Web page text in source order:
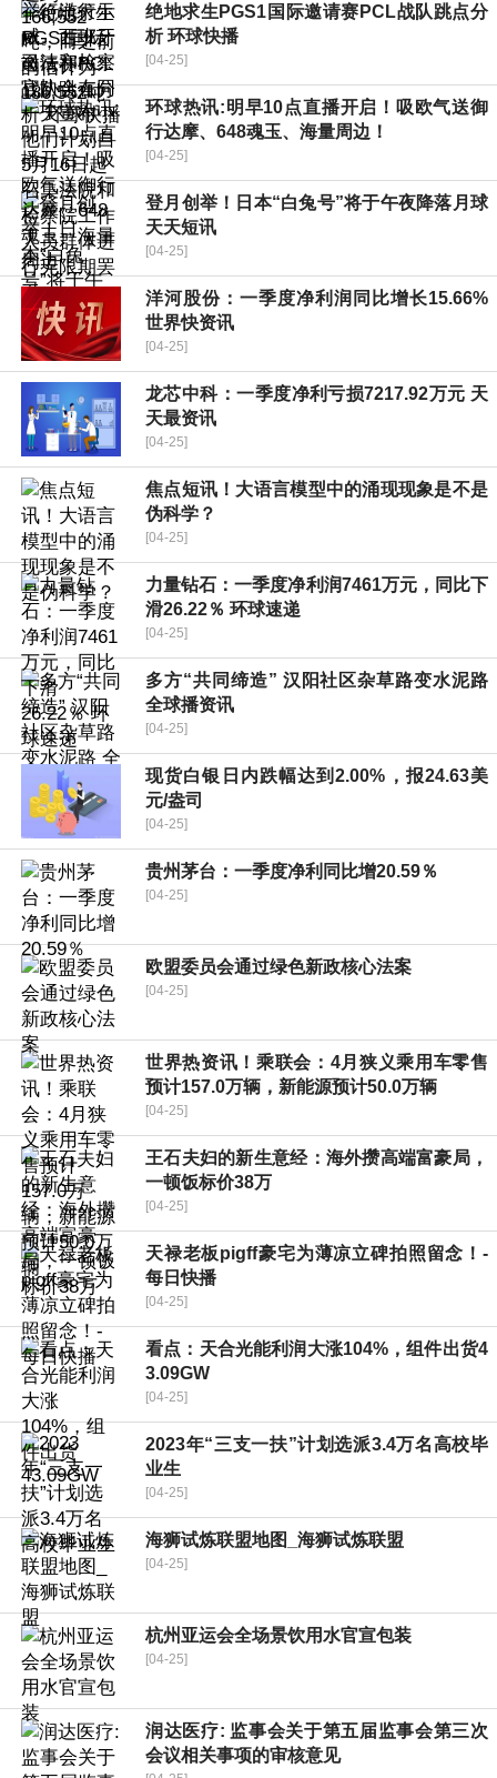
绝地求生PGS1国际邀请赛PCL战队跳点分
析 环球快播
[04-25]
环球热讯:明早10点直播开启！吸欧气送御
行达摩、648魂玉、海量周边！
[04-25]
登月创举！日本“白兔号”将于午夜降落月球
天天短讯
[04-25]
洋河股份：一季度净利润同比增长15.66%
世界快资讯
[04-25]
龙芯中科：一季度净利亏损7217.92万元 天
天最资讯
[04-25]
焦点短讯！大语言模型中的涌现现象是不是
伪科学？
[04-25]
力量钻石：一季度净利润7461万元，同比下
滑26.22％ 环球速递
[04-25]
多方“共同缔造” 汉阳社区杂草路变水泥路
全球播资讯
[04-25]
现货白银日内跌幅达到2.00%，报24.63美
元/盎司
[04-25]
贵州茅台：一季度净利同比增20.59％
[04-25]
欧盟委员会通过绿色新政核心法案
[04-25]
世界热资讯！乘联会：4月狭义乘用车零售
预计157.0万辆，新能源预计50.0万辆
[04-25]
王石夫妇的新生意经：海外攒高端富豪局，
一顿饭标价38万
[04-25]
天禄老板pigff豪宅为薄凉立碑拍照留念！-
每日快播
[04-25]
看点：天合光能利润大涨104%，组件出货4
3.09GW
[04-25]
2023年“三支一扶”计划选派3.4万名高校毕
业生
[04-25]
海狮试炼联盟地图_海狮试炼联盟
[04-25]
杭州亚运会全场景饮用水官宣包装
[04-25]
润达医疗: 监事会关于第五届监事会第三次
会议相关事项的审核意见